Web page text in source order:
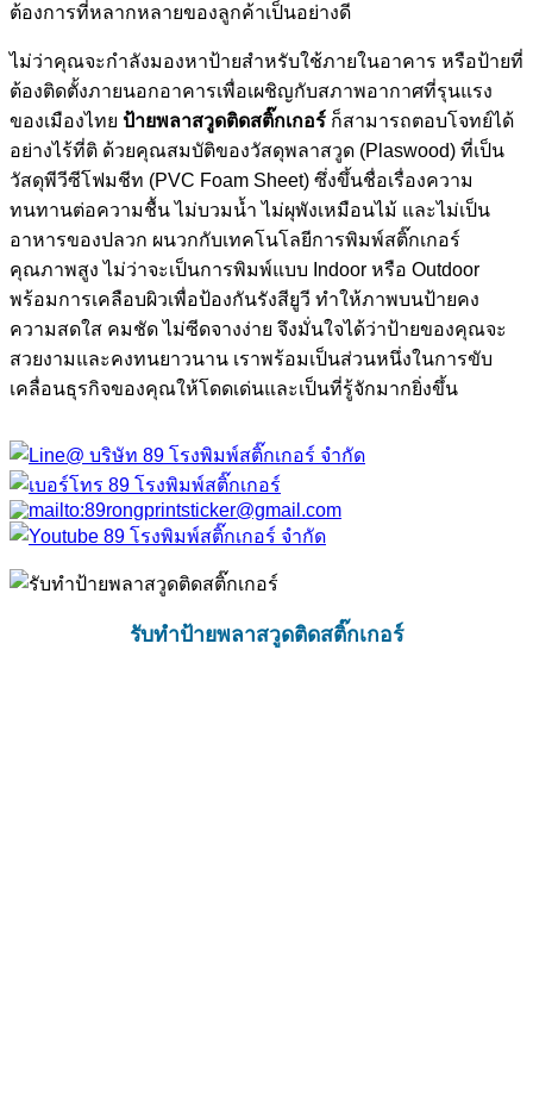
ต้องการที่หลากหลายของลูกค้าเป็นอย่างดี
ไม่ว่าคุณจะกำลังมองหาป้ายสำหรับใช้ภายในอาคาร หรือป้ายที่
ต้องติดตั้งภายนอกอาคารเพื่อเผชิญกับสภาพอากาศที่รุนแรง
ของเมืองไทย ป้ายพลาสวูดติดสติ๊กเกอร์ ก็สามารถตอบโจทย์ได้
อย่างไร้ที่ติ ด้วยคุณสมบัติของวัสดุพลาสวูด (Plaswood) ที่เป็น
วัสดุพีวีซีโฟมชีท (PVC Foam Sheet) ซึ่งขึ้นชื่อเรื่องความ
ทนทานต่อความชื้น ไม่บวมน้ำ ไม่ผุพังเหมือนไม้ และไม่เป็น
อาหารของปลวก ผนวกกับเทคโนโลยีการพิมพ์สติ๊กเกอร์
คุณภาพสูง ไม่ว่าจะเป็นการพิมพ์แบบ Indoor หรือ Outdoor
พร้อมการเคลือบผิวเพื่อป้องกันรังสียูวี ทำให้ภาพบนป้ายคง
ความสดใส คมชัด ไม่ซีดจางง่าย จึงมั่นใจได้ว่าป้ายของคุณจะ
สวยงามและคงทนยาวนาน เราพร้อมเป็นส่วนหนึ่งในการขับ
เคลื่อนธุรกิจของคุณให้โดดเด่นและเป็นที่รู้จักมากยิ่งขึ้น
รับทำป้ายพลาสวูดติดสติ๊กเกอร์